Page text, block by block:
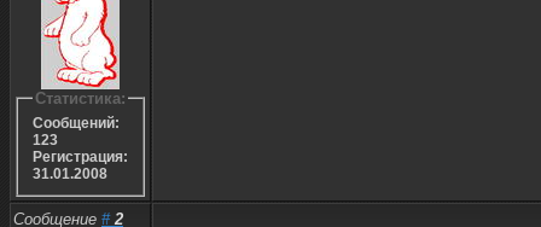
Статистика:
Сообщений:
123
Регистрация:
31.01.2008
Сообщение # 2